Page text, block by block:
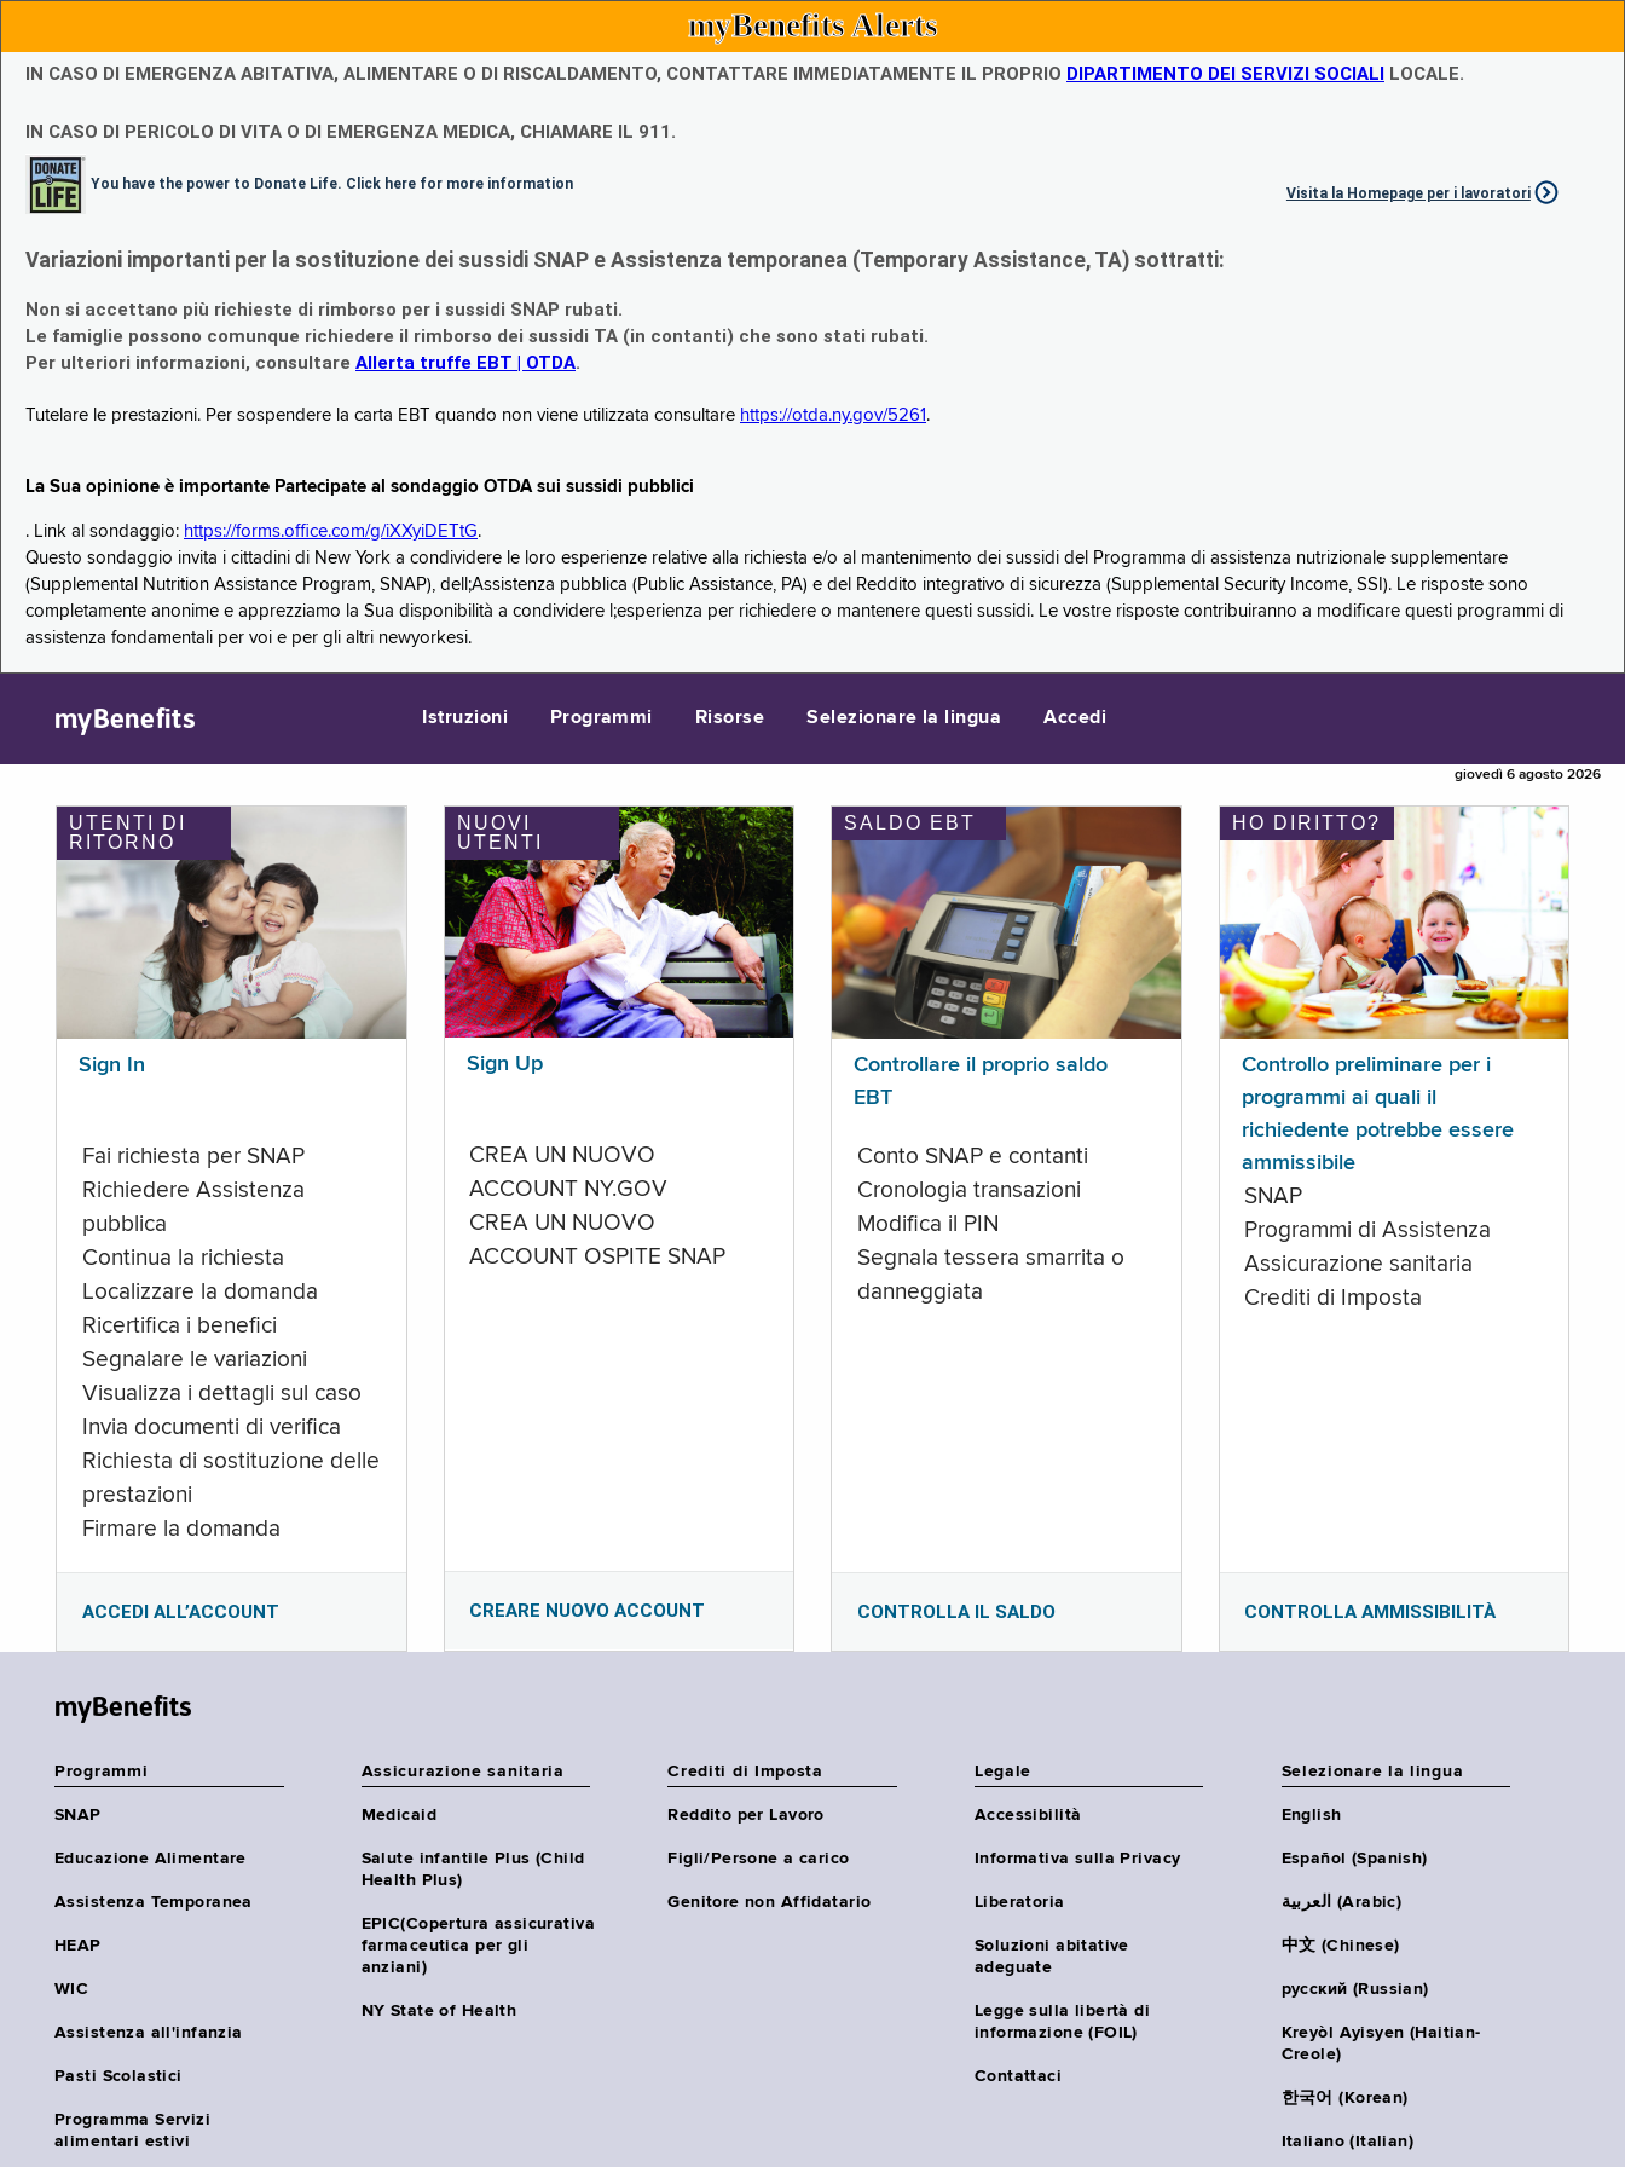
myBenefits Alerts
IN CASO DI EMERGENZA ABITATIVA, ALIMENTARE O DI RISCALDAMENTO, CONTATTARE IMMEDIATAMENTE IL PROPRIO DIPARTIMENTO DEI SERVIZI SOCIALI LOCALE.
IN CASO DI PERICOLO DI VITA O DI EMERGENZA MEDICA, CHIAMARE IL 911.
You have the power to Donate Life. Click here for more information
Visita la Homepage per i lavoratori
Variazioni importanti per la sostituzione dei sussidi SNAP e Assistenza temporanea (Temporary Assistance, TA) sottratti:
Non si accettano più richieste di rimborso per i sussidi SNAP rubati.
Le famiglie possono comunque richiedere il rimborso dei sussidi TA (in contanti) che sono stati rubati.
Per ulteriori informazioni, consultare Allerta truffe EBT | OTDA.
Tutelare le prestazioni. Per sospendere la carta EBT quando non viene utilizzata consultare https://otda.ny.gov/5261 .
La Sua opinione è importante Partecipate al sondaggio OTDA sui sussidi pubblici
. Link al sondaggio: https://forms.office.com/g/iXXyiDETtG.
Questo sondaggio invita i cittadini di New York a condividere le loro esperienze relative alla richiesta e/o al mantenimento dei sussidi del Programma di assistenza nutrizionale supplementare
(Supplemental Nutrition Assistance Program, SNAP), dell;Assistenza pubblica (Public Assistance, PA) e del Reddito integrativo di sicurezza (Supplemental Security Income, SSI). Le risposte sono
completamente anonime e apprezziamo la Sua disponibilità a condividere l;esperienza per richiedere o mantenere questi sussidi. Le vostre risposte contribuiranno a modificare questi programmi di
assistenza fondamentali per voi e per gli altri newyorkesi.
myBenefits Istruzioni Programmi Risorse Selezionare la lingua Accedi
giovedì 6 agosto 2026
UTENTI DI
RITORNO
Sign In
Fai richiesta per SNAP
Richiedere Assistenza
pubblica
Continua la richiesta
Localizzare la domanda
Ricertifica i benefici
Segnalare le variazioni
Visualizza i dettagli sul caso
Invia documenti di verifica
Richiesta di sostituzione delle
prestazioni
Firmare la domanda
ACCEDI ALL’ACCOUNT
NUOVI
UTENTI
Sign Up
CREA UN NUOVO
ACCOUNT NY.GOV
CREA UN NUOVO
ACCOUNT OSPITE SNAP
CREARE NUOVO ACCOUNT
SALDO EBT
Controllare il proprio saldo
EBT
Conto SNAP e contanti
Cronologia transazioni
Modifica il PIN
Segnala tessera smarrita o
danneggiata
CONTROLLA IL SALDO
HO DIRITTO?
Controllo preliminare per i
programmi ai quali il
richiedente potrebbe essere
ammissibile
SNAP
Programmi di Assistenza
Assicurazione sanitaria
Crediti di Imposta
CONTROLLA AMMISSIBILITÀ
myBenefits
Programmi
SNAP
Educazione Alimentare
Assistenza Temporanea
HEAP
WIC
Assistenza all'infanzia
Pasti Scolastici
Programma Servizi
alimentari estivi
Assicurazione sanitaria
Medicaid
Salute infantile Plus (Child
Health Plus)
EPIC(Copertura assicurativa
farmaceutica per gli
anziani)
NY State of Health
Crediti di Imposta
Reddito per Lavoro
Figli/Persone a carico
Genitore non Affidatario
Legale
Accessibilità
Informativa sulla Privacy
Liberatoria
Soluzioni abitative
adeguate
Legge sulla libertà di
informazione (FOIL)
Contattaci
Selezionare la lingua
English
Español (Spanish)
العربية (Arabic)
中文 (Chinese)
русский (Russian)
Kreyòl Ayisyen (Haitian-
Creole)
한국어 (Korean)
Italiano (Italian)